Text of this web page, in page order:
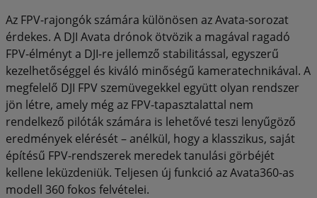
Az FPV-rajongók számára különösen az Avata-sorozat
érdekes. A DJI Avata drónok ötvözik a magával ragadó
FPV-élményt a DJI-re jellemző stabilitással, egyszerű
kezelhetőséggel és kiváló minőségű kameratechnikával. A
megfelelő DJI FPV szemüvegekkel együtt olyan rendszer
jön létre, amely még az FPV-tapasztalattal nem
rendelkező pilóták számára is lehetővé teszi lenyűgöző
eredmények elérését – anélkül, hogy a klasszikus, saját
építésű FPV-rendszerek meredek tanulási görbéjét
kellene leküzdeniük. Teljesen új funkció az Avata360-as
modell 360 fokos felvételei.